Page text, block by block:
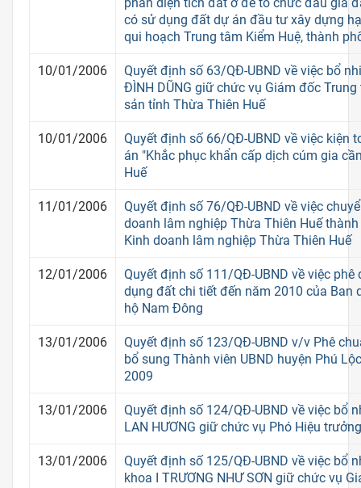
có sử dụng đất dự án đầu tư xây dựng
qui hoạch Trung tâm Kiểm Huệ, thành
10/01/2006
Quyết định số 63/QĐ-UBND về việc bổ
ĐÌNH DŨNG giữ chức vụ Giám đốc
sản tỉnh Thừa Thiên Huế
10/01/2006
Quyết định số 66/QĐ-UBND về việc kiện
án "Khắc phục khẩn cấp dịch cúm gia
Huế
11/01/2006
Quyết định số 76/QĐ-UBND về việc
doanh lâm nghiệp Thừa Thiên Huế
Kinh doanh lâm nghiệp Thừa Thiên Huế
12/01/2006
Quyết định số 111/QĐ-UBND về việc
dụng đất chi tiết đến năm 2010 của Ban
hộ Nam Đông
13/01/2006
Quyết định số 123/QĐ-UBND v/v Phê
bổ sung Thành viên UBND huyện Phú
2009
13/01/2006
Quyết định số 124/QĐ-UBND về việc bổ
LAN HƯƠNG giữ chức vụ Phó Hiệu trưởng
13/01/2006
Quyết định số 125/QĐ-UBND về việc bổ
khoa I TRƯƠNG NHƯ SƠN giữ chức vụ